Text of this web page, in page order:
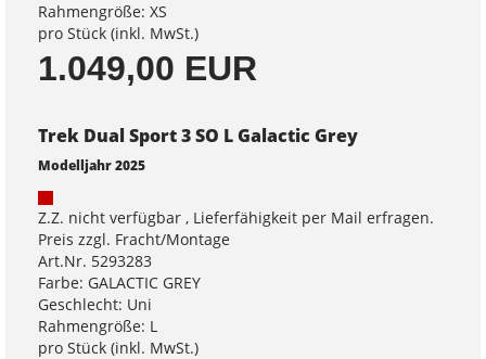
Rahmengröße: XS
pro Stück (inkl. MwSt.)
1.049,00 EUR
Trek Dual Sport 3 SO L Galactic Grey
Modelljahr 2025
Z.Z. nicht verfügbar , Lieferfähigkeit per Mail erfragen.
Preis zzgl. Fracht/Montage
Art.Nr. 5293283
Farbe: GALACTIC GREY
Geschlecht: Uni
Rahmengröße: L
pro Stück (inkl. MwSt.)